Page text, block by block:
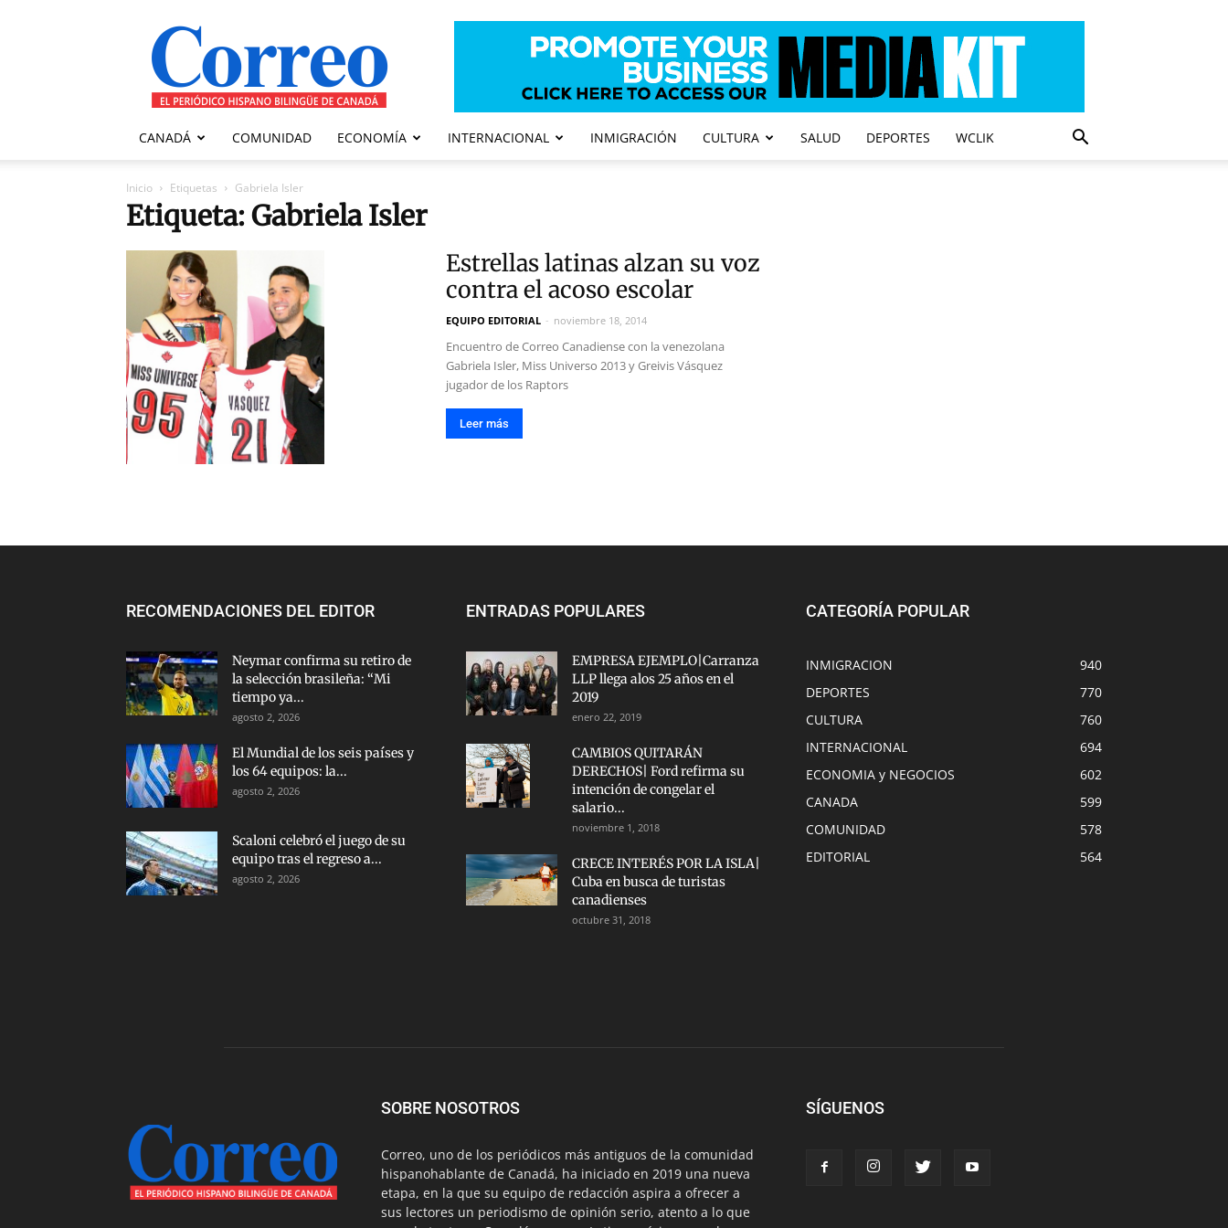
Correo
Canadiense
CANADÁ COMUNIDAD ECONOMÍA INTERNACIONAL INMIGRACIÓN CULTURA SALUD DEPORTES WCLIK
Inicio Etiquetas Gabriela Isler
Etiqueta: Gabriela Isler
Estrellas latinas alzan su voz
contra el acoso escolar
EQUIPO EDITORIAL - noviembre 18, 2014
Encuentro de Correo Canadiense con la venezolana
Gabriela Isler, Miss Universo 2013 y Greivis Vásquez
jugador de los Raptors
Leer más
RECOMENDACIONES DEL EDITOR
Neymar confirma su retiro de
la selección brasileña: “Mi
tiempo ya...
agosto 2, 2026
El Mundial de los seis países y
los 64 equipos: la...
agosto 2, 2026
Scaloni celebró el juego de su
equipo tras el regreso a...
agosto 2, 2026
ENTRADAS POPULARES
EMPRESA EJEMPLO|Carranza
LLP llega alos 25 años en el
2019
enero 22, 2019
CAMBIOS QUITARÁN
DERECHOS| Ford refirma su
intención de congelar el
salario...
noviembre 1, 2018
CRECE INTERÉS POR LA ISLA|
Cuba en busca de turistas
canadienses
octubre 31, 2018
CATEGORÍA POPULAR
INMIGRACION
940
DEPORTES
770
CULTURA
760
INTERNACIONAL
694
ECONOMIA y NEGOCIOS
602
CANADA
599
COMUNIDAD
578
EDITORIAL
564
SOBRE NOSOTROS
Correo, uno de los periódicos más antiguos de la comunidad
hispanohablante de Canadá, ha iniciado en 2019 una nueva
etapa, en la que su equipo de redacción aspira a ofrecer a
sus lectores un periodismo de opinión serio, atento a lo que
SÍGUENOS